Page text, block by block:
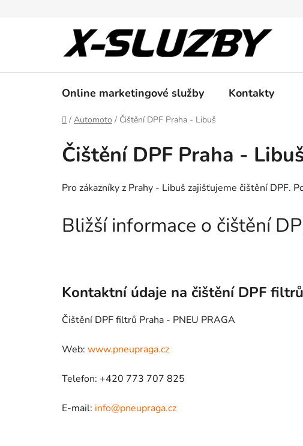
Online marketingové služby Kontakty
Domů
/ Automoto / Čištění DPF Praha - Libuš
Čištění DPF Praha -
Pro zákazníky z Prahy - Libuš zajišťujeme čištění DPF.
Bližší informace o čištění
Kontaktní údaje na čištění DPF
Čištění DPF filtrů Praha - PNEU PRAGA
Web: www.pneupraga.cz
Telefon: +420 773 707 825
E-mail: info@pneupraga.cz